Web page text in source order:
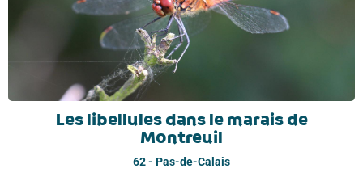
Les libellules dans le marais de
Montreuil
62 - Pas-de-Calais